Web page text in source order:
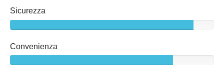
Sicurezza
Convenienza